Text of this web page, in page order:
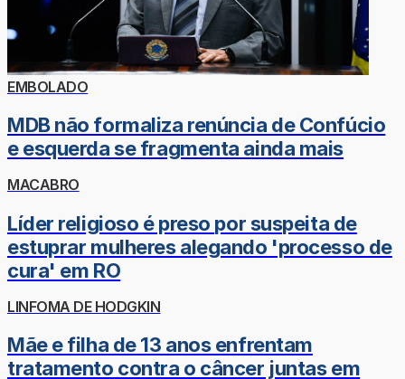
EMBOLADO
MDB não formaliza renúncia de Confúcio
e esquerda se fragmenta ainda mais
MACABRO
Líder religioso é preso por suspeita de
estuprar mulheres alegando 'processo de
cura' em RO
LINFOMA DE HODGKIN
Mãe e filha de 13 anos enfrentam
tratamento contra o câncer juntas em